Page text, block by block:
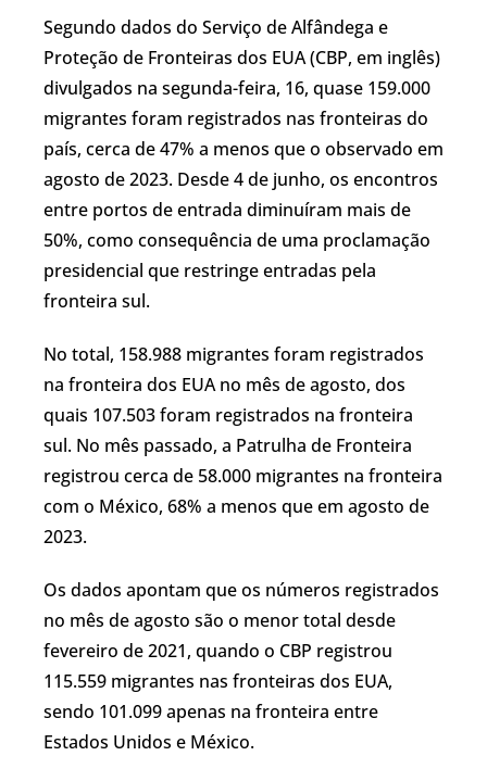
Segundo dados do Serviço de Alfândega e
Proteção de Fronteiras dos EUA (CBP, em inglês)
divulgados na segunda-feira, 16, quase 159.000
migrantes foram registrados nas fronteiras do
país, cerca de 47% a menos que o observado em
agosto de 2023. Desde 4 de junho, os encontros
entre portos de entrada diminuíram mais de
50%, como consequência de uma proclamação
presidencial que restringe entradas pela
fronteira sul.
No total, 158.988 migrantes foram registrados
na fronteira dos EUA no mês de agosto, dos
quais 107.503 foram registrados na fronteira
sul. No mês passado, a Patrulha de Fronteira
registrou cerca de 58.000 migrantes na fronteira
com o México, 68% a menos que em agosto de
2023.
Os dados apontam que os números registrados
no mês de agosto são o menor total desde
fevereiro de 2021, quando o CBP registrou
115.559 migrantes nas fronteiras dos EUA,
sendo 101.099 apenas na fronteira entre
Estados Unidos e México.